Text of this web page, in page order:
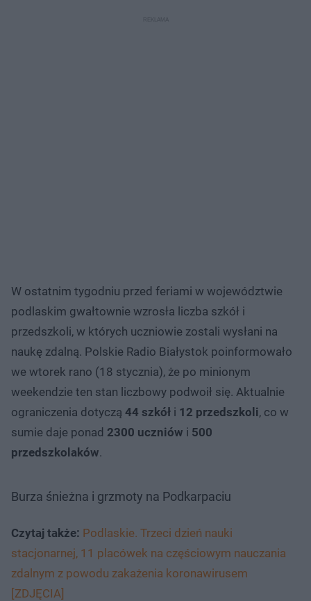
W ostatnim tygodniu przed feriami w województwie
podlaskim gwałtownie wzrosła liczba szkół i
przedszkoli, w których uczniowie zostali wysłani na
naukę zdalną. Polskie Radio Białystok poinformowało
we wtorek rano (18 stycznia), że po minionym
weekendzie ten stan liczbowy podwoił się. Aktualnie
ograniczenia dotyczą 44 szkół i 12 przedszkoli, co w
sumie daje ponad 2300 uczniów i 500
przedszkolaków.
Burza śnieżna i grzmoty na Podkarpaciu
Czytaj także: Podlaskie. Trzeci dzień nauki
stacjonarnej, 11 placówek na częściowym nauczania
zdalnym z powodu zakażenia koronawirusem
[ZDJĘCIA]